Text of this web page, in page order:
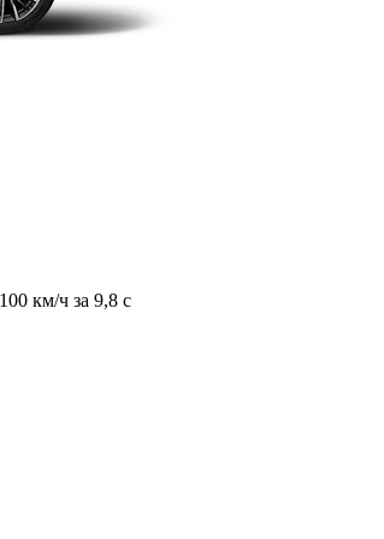
км/ч за 9,8 с